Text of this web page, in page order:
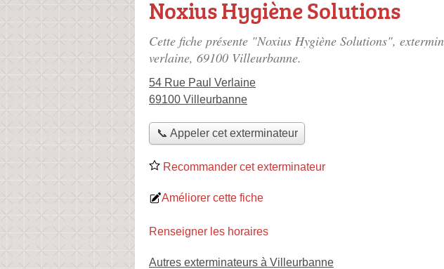
Noxius Hygiène Solutions
Cette fiche présente "Noxius Hygiène Solutions",
verlaine, 69100 Villeurbanne.
54 Rue Paul Verlaine
69100 Villeurbanne
📞 Appeler cet exterminateur
Recommander cet exterminateur
Améliorer cette fiche
Renseigner les horaires
Autres exterminateurs à Villeurbanne